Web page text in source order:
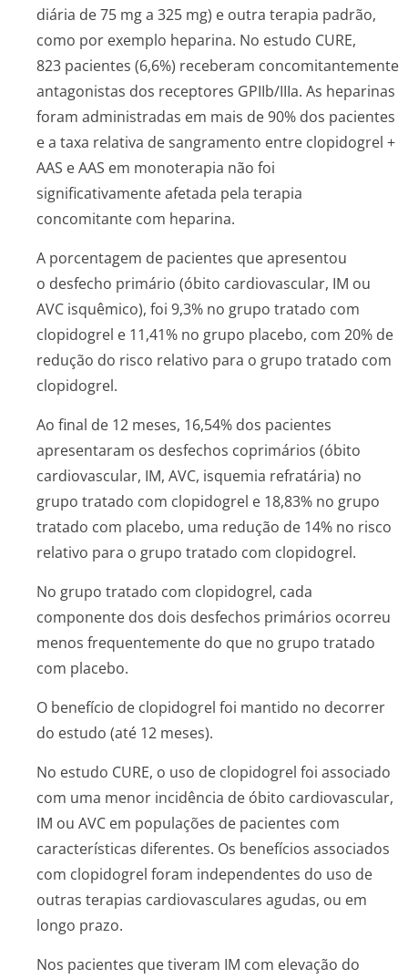
diária de 75 mg a 325 mg) e outra terapia padrão,
como por exemplo heparina. No estudo CURE,
823 pacientes (6,6%) receberam concomitantemente
antagonistas dos receptores GPIIb/IIIa. As heparinas
foram administradas em mais de 90% dos pacientes
e a taxa relativa de sangramento entre clopidogrel +
AAS e AAS em monoterapia não foi
significativamente afetada pela terapia
concomitante com heparina.
A porcentagem de pacientes que apresentou
o desfecho primário (óbito cardiovascular, IM ou
AVC isquêmico), foi 9,3% no grupo tratado com
clopidogrel e 11,41% no grupo placebo, com 20% de
redução do risco relativo para o grupo tratado com
clopidogrel.
Ao final de 12 meses, 16,54% dos pacientes
apresentaram os desfechos coprimários (óbito
cardiovascular, IM, AVC, isquemia refratária) no
grupo tratado com clopidogrel e 18,83% no grupo
tratado com placebo, uma redução de 14% no risco
relativo para o grupo tratado com clopidogrel.
No grupo tratado com clopidogrel, cada
componente dos dois desfechos primários ocorreu
menos frequentemente do que no grupo tratado
com placebo.
O benefício de clopidogrel foi mantido no decorrer
do estudo (até 12 meses).
No estudo CURE, o uso de clopidogrel foi associado
com uma menor incidência de óbito cardiovascular,
IM ou AVC em populações de pacientes com
características diferentes. Os benefícios associados
com clopidogrel foram independentes do uso de
outras terapias cardiovasculares agudas, ou em
longo prazo.
Nos pacientes que tiveram IM com elevação do